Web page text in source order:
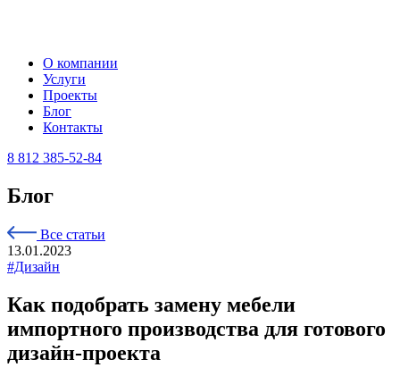
О компании
Услуги
Проекты
Блог
Контакты
8 812 385-52-84
Блог
Все статьи
13.01.2023
#Дизайн
Как подобрать замену мебели
импортного производства для готового
дизайн-проекта